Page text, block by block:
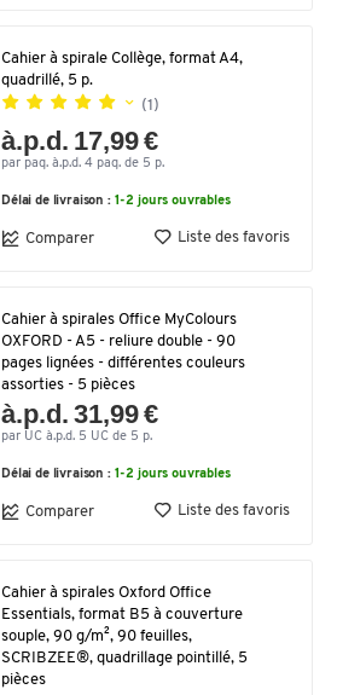
Cahier à spirale Collège, format A4,
quadrillé, 5 p.
(1)
à.p.d. 17,99 €
par paq. à.p.d. 4 paq. de 5 p.
Délai de livraison : 1-2 jours ouvrables
Comparer Liste des favoris
Cahier à spirales Office MyColours
OXFORD - A5 - reliure double - 90
pages lignées - différentes couleurs
assorties - 5 pièces
à.p.d. 31,99 €
par UC à.p.d. 5 UC de 5 p.
Délai de livraison : 1-2 jours ouvrables
Comparer Liste des favoris
Cahier à spirales Oxford Office
Essentials, format B5 à couverture
souple, 90 g/m², 90 feuilles,
SCRIBZEE®, quadrillage pointillé, 5
pièces